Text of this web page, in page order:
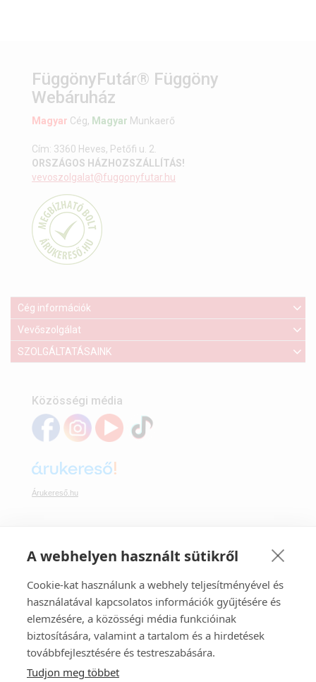
A webhelyen használt sütikről
Cookie-kat használunk a webhely teljesítményével és
használatával kapcsolatos információk gyűjtésére és
elemzésére, a közösségi média funkcióinak
biztosítására, valamint a tartalom és a hirdetések
továbbfejlesztésére és testreszabására.
Tudjon meg többet
FüggönyFutár® Függöny
Webáruház
Magyar Cég, Magyar Munkaerő
Cím: 3360 Heves, Petőfi u. 2.
ORSZÁGOS HÁZHOZSZÁLLÍTÁS!
vevoszolgalat@fuggonyfutar.hu
Cég információk
Vevőszolgálat
SZOLGÁLTATÁSAINK
Közösségi média
Árukereső.hu
Webáruházunkban bankkártyával is fizethet: